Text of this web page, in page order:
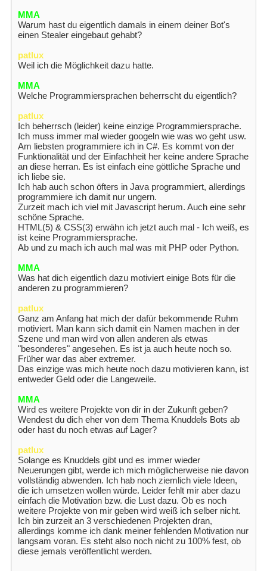
MMA
Warum hast du eigentlich damals in einem deiner Bot's
einen Stealer eingebaut gehabt?
patlux
Weil ich die Möglichkeit dazu hatte.
MMA
Welche Programmiersprachen beherrscht du eigentlich?
patlux
Ich beherrsch (leider) keine einzige Programmiersprache.
Ich muss immer mal wieder googeln wie was wo geht usw.
Am liebsten programmiere ich in C#. Es kommt von der
Funktionalität und der Einfachheit her keine andere Sprache
an diese herran. Es ist einfach eine göttliche Sprache und
ich liebe sie.
Ich hab auch schon öfters in Java programmiert, allerdings
programmiere ich damit nur ungern.
Zurzeit mach ich viel mit Javascript herum. Auch eine sehr
schöne Sprache.
HTML(5) & CSS(3) erwähn ich jetzt auch mal - Ich weiß, es
ist keine Programmiersprache.
Ab und zu mach ich auch mal was mit PHP oder Python.
MMA
Was hat dich eigentlich dazu motiviert einige Bots für die
anderen zu programmieren?
patlux
Ganz am Anfang hat mich der dafür bekommende Ruhm
motiviert. Man kann sich damit ein Namen machen in der
Szene und man wird von allen anderen als etwas
"besonderes" angesehen. Es ist ja auch heute noch so.
Früher war das aber extremer.
Das einzige was mich heute noch dazu motivieren kann, ist
entweder Geld oder die Langeweile.
MMA
Wird es weitere Projekte von dir in der Zukunft geben?
Wendest du dich eher von dem Thema Knuddels Bots ab
oder hast du noch etwas auf Lager?
patlux
Solange es Knuddels gibt und es immer wieder
Neuerungen gibt, werde ich mich möglicherweise nie davon
vollständig abwenden. Ich hab noch ziemlich viele Ideen,
die ich umsetzen wollen würde. Leider fehlt mir aber dazu
einfach die Motivation bzw. die Lust dazu. Ob es noch
weitere Projekte von mir geben wird weiß ich selber nicht.
Ich bin zurzeit an 3 verschiedenen Projekten dran,
allerdings komme ich dank meiner fehlenden Motivation nur
langsam voran. Es steht also noch nicht zu 100% fest, ob
diese jemals veröffentlicht werden.